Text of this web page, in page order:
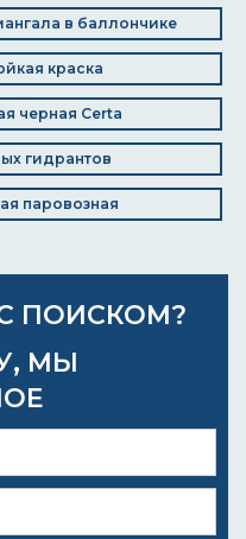
в баллончике
краска
черная Certa
гидрантов
паровозная
ПОИСКОМ?
МЫ